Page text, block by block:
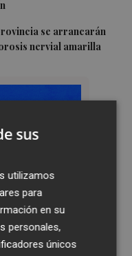
se arrancarán
nervial amarilla
sus
utilizamos
para
en su
personales,
únicos